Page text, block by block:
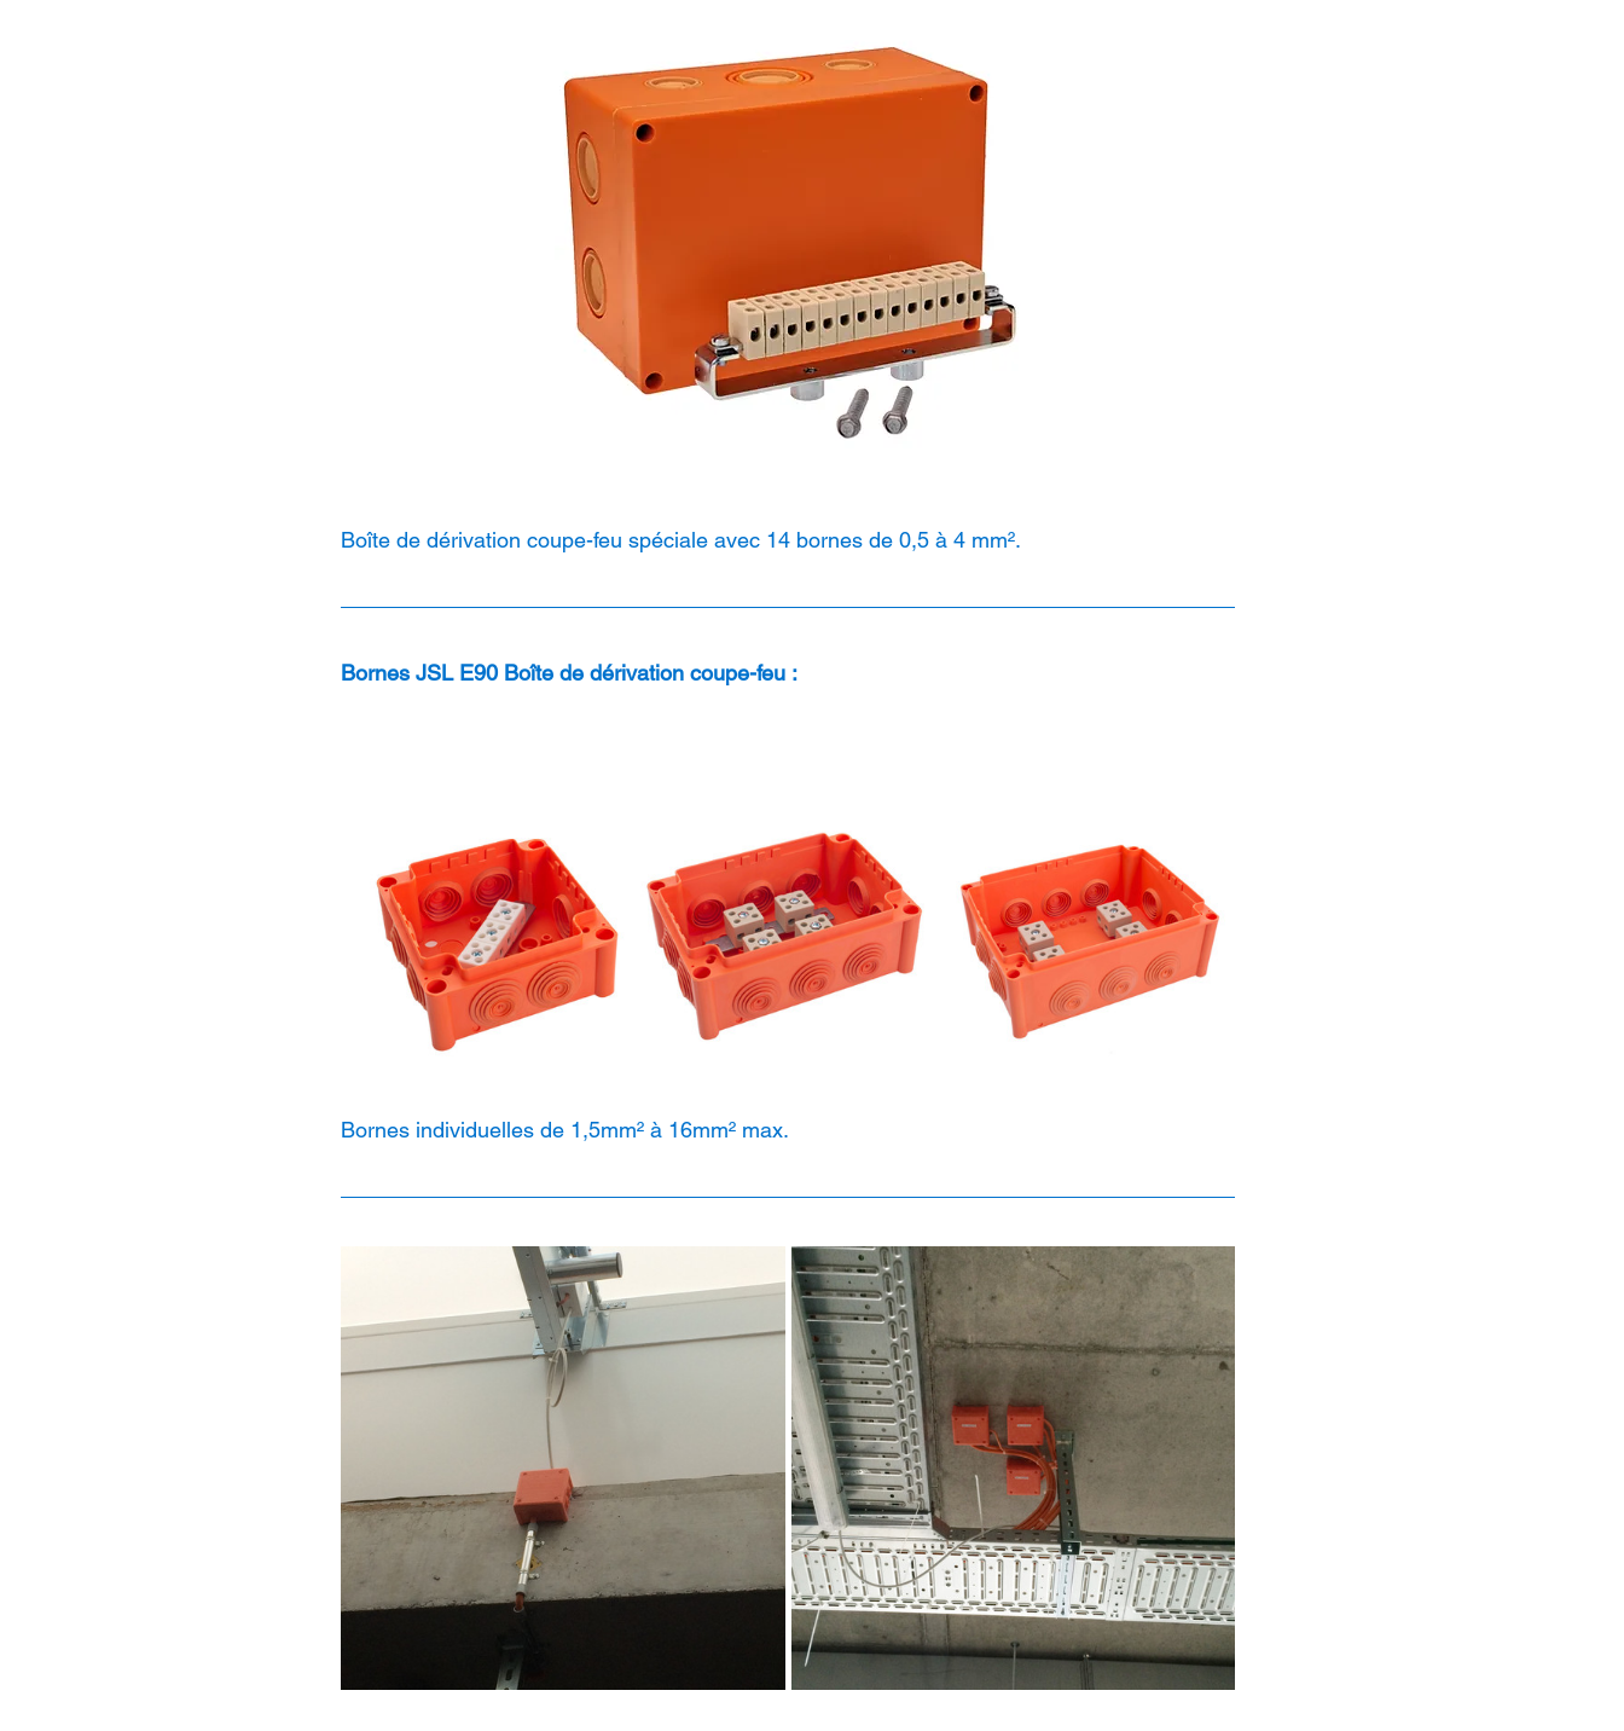
Boîte de dérivation coupe-feu spéciale avec 14 bornes de 0,5 à 4 mm².
Bornes JSL E90 Boîte de dérivation coupe-feu :
Bornes individuelles de 1,5mm² à 16mm² max.